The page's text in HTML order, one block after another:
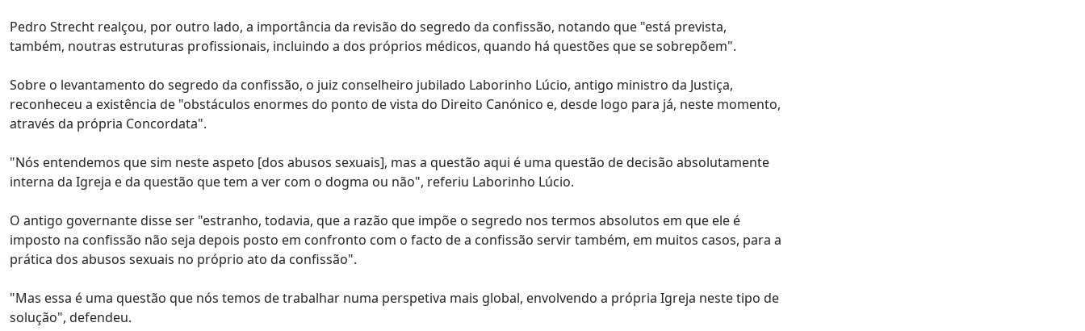
Pedro Strecht realçou, por outro lado, a importância da revisão do segredo da confissão, notando que "está prevista,
também, noutras estruturas profissionais, incluindo a dos próprios médicos, quando há questões que se sobrepõem".
Sobre o levantamento do segredo da confissão, o juiz conselheiro jubilado Laborinho Lúcio, antigo ministro da Justiça,
reconheceu a existência de "obstáculos enormes do ponto de vista do Direito Canónico e, desde logo para já, neste momento,
através da própria Concordata".
"Nós entendemos que sim neste aspeto [dos abusos sexuais], mas a questão aqui é uma questão de decisão absolutamente
interna da Igreja e da questão que tem a ver com o dogma ou não", referiu Laborinho Lúcio.
O antigo governante disse ser "estranho, todavia, que a razão que impõe o segredo nos termos absolutos em que ele é
imposto na confissão não seja depois posto em confronto com o facto de a confissão servir também, em muitos casos, para a
prática dos abusos sexuais no próprio ato da confissão".
"Mas essa é uma questão que nós temos de trabalhar numa perspetiva mais global, envolvendo a própria Igreja neste tipo de
solução", defendeu.